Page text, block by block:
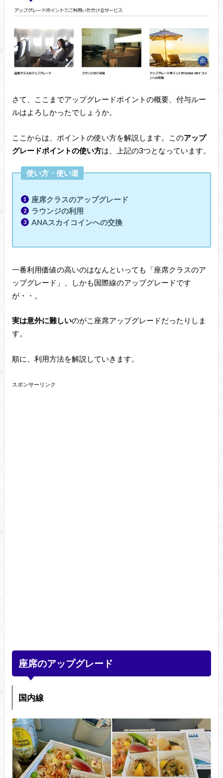
さて、ここまでアップグレードポイントの概要、付与ルー
ルはよろしかったでしょうか。
ここからは、ポイントの使い方を解説します。このアップ
グレードポイントの使い方は、上記の3つとなっています。
使い方・使い道
座席クラスのアップグレード
ラウンジの利用
ANAスカイコインへの交換
一番利用価値の高いのはなんといっても「座席クラスのア
ップグレード」、しかも国際線のアップグレードです
が・・。
実は意外に難しいのがこ座席アップグレードだったりしま
す。
順に、利用方法を解説していきます。
スポンサーリンク
座席のアップグレード
国内線